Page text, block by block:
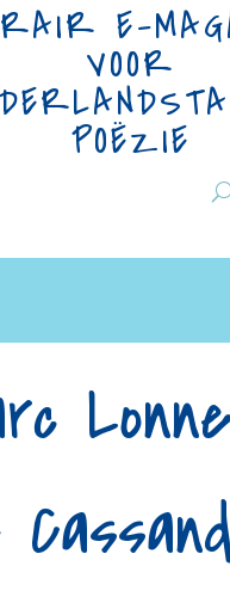
E-
VOOR
POËZIE